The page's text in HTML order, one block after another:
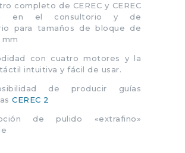
completo de CEREC y CEREC
en el consultorio y de
para tamaños de bloque de
con cuatro motores y la
intuitiva y fácil de usar.
de producir guías
CEREC 2
de pulido «extrafino»